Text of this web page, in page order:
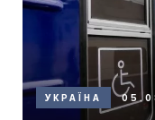
УКРАЇНА